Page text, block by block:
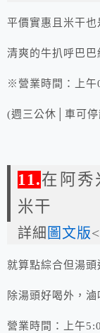
平價實惠且米干也
清爽的牛扒呼巴
※營業時間：上午
(週三公休│車可
11.在阿秀
米干
詳細 圖文版
就算點綜合但湯
除湯頭好喝外，
營業時間：上午